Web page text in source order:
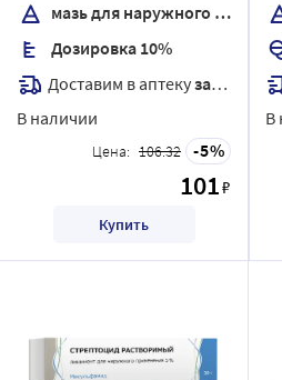
мазь для наружного применения
Дозировка 10%
Доставим в аптекузавтра
В наличии
Цена: 106.32 5
101₽
Купить
В